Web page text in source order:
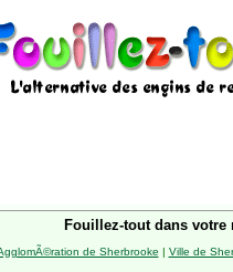
Fouillez-tout dans votre
de Sherbrooke | Ville de